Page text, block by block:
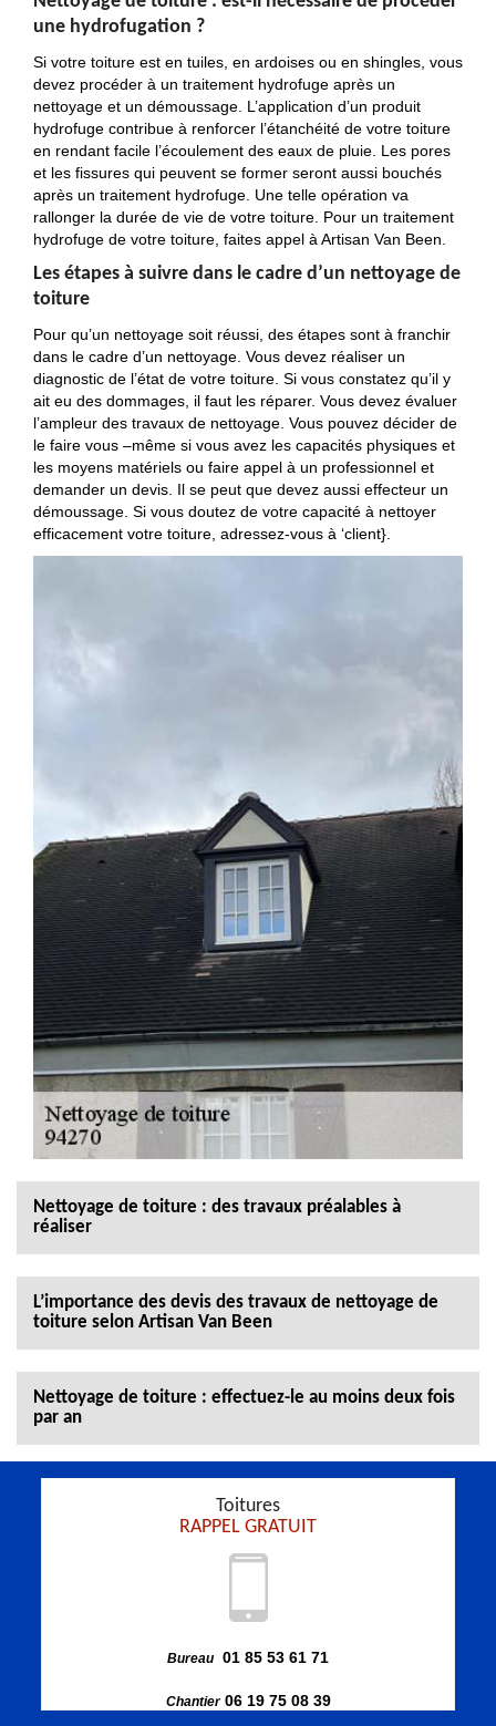
une hydrofugation ?
Si votre toiture est en tuiles, en ardoises ou en shingles, vous
devez procéder à un traitement hydrofuge après un
nettoyage et un démoussage. L’application d’un produit
hydrofuge contribue à renforcer l’étanchéité de votre toiture
en rendant facile l’écoulement des eaux de pluie. Les pores
et les fissures qui peuvent se former seront aussi bouchés
après un traitement hydrofuge. Une telle opération va
rallonger la durée de vie de votre toiture. Pour un traitement
hydrofuge de votre toiture, faites appel à Artisan Van Been.
Les étapes à suivre dans le cadre d’un nettoyage de
toiture
Pour qu’un nettoyage soit réussi, des étapes sont à franchir
dans le cadre d’un nettoyage. Vous devez réaliser un
diagnostic de l’état de votre toiture. Si vous constatez qu’il y
ait eu des dommages, il faut les réparer. Vous devez évaluer
l’ampleur des travaux de nettoyage. Vous pouvez décider de
le faire vous –même si vous avez les capacités physiques et
les moyens matériels ou faire appel à un professionnel et
demander un devis. Il se peut que devez aussi effecteur un
démoussage. Si vous doutez de votre capacité à nettoyer
efficacement votre toiture, adressez-vous à ‘client}.
Nettoyage de toiture : des travaux préalables à
réaliser
L’importance des devis des travaux de nettoyage de
toiture selon Artisan Van Been
Nettoyage de toiture : effectuez-le au moins deux fois
par an
Toitures
RAPPEL GRATUIT
Bureau 01 85 53 61 71
Chantier06 19 75 08 39